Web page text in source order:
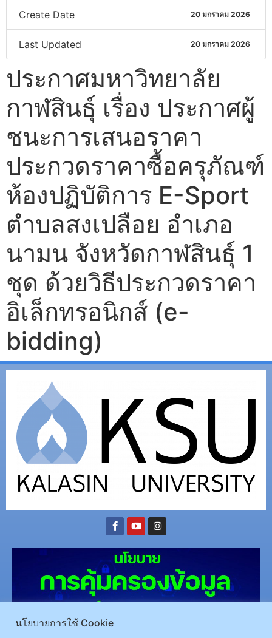
Create Date 20 มกราคม 2026
Last Updated 20 มกราคม 2026
ประกาศมหาวิทยาลัย
กาฬสินธุ์ เรื่อง ประกาศผู้
ชนะการเสนอราคา
ประกวดราคาซื้อครุภัณฑ์
ห้องปฏิบัติการ E-Sport
ตำบลสงเปลือย อำเภอ
นามน จังหวัดกาฬสินธุ์ 1
ชุด ด้วยวิธีประกวดราคา
อิเล็กทรอนิกส์ (e-
bidding)
นโยบายการใช้ Cookie